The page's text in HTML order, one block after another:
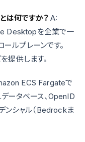
何ですか？A:
Desktopを企業で一
ルプレーンです。
提供します。
ECS Fargateで
ータベース、OpenID
ンシャル（Bedrockま